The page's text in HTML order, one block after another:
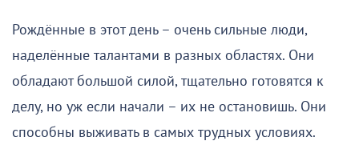
Рождённые в этот день – очень сильные люди,
наделённые талантами в разных областях. Они
обладают большой силой, тщательно готовятся к
делу, но уж если начали – их не остановишь. Они
способны выживать в самых трудных условиях.